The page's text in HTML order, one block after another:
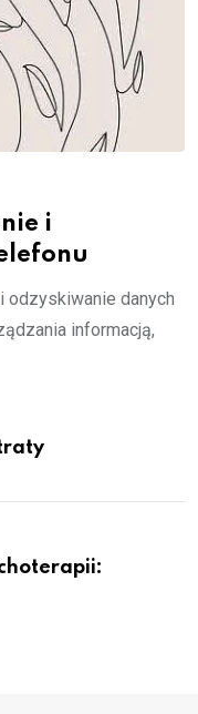
i
odzyskiwanie danych
informacją,